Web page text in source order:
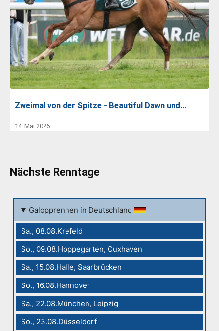
Zweimal von der Spitze - Beautiful Dawn und…
14. Mai 2026
Nächste Renntage
Galopprennen in Deutschland
Sa., 08.08.Krefeld
So., 09.08.Hoppegarten, Cuxhaven
Sa., 15.08.Halle, Saarbrücken
So., 16.08.Hannover
Sa., 22.08.München, Leipzig
So., 23.08.Düsseldorf